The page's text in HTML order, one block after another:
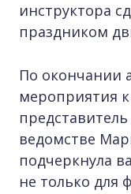
инструктора
праздником
По окончании
мероприятия
ведомстве
подчеркнула
не только для